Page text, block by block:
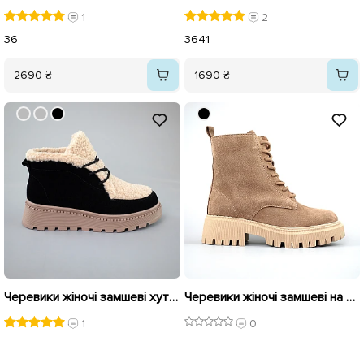
1
36
2690 ₴
2
3641
1690 ₴
Черевики жіночі замшеві хутро 592875 Чорні
1
Черевики жіночі замшеві на хутрі 592640 Бежеві розпродаж
0